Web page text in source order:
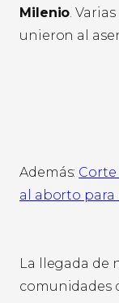
Milenio.
unieron al
Además:
al aborto
La llegada de
comunidades